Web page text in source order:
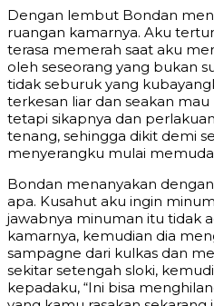
Dengan lembut Bondan
ruangan kamarnya. Aku
terasa memerah saat aku
oleh seseorang yang bukan
tidak seburuk yang
terkesan liar dan seakan
tetapi sikapnya dan
tenang, sehingga dikit demi
menyerangku mulai
Bondan menanyakan
apa. Kusahut aku ingin
jawabnya minuman itu tidak
kamarnya, kemudian dia
sampagne dari kulkas dan
sekitar setengah sloki,
kepadaku, “Ini bisa